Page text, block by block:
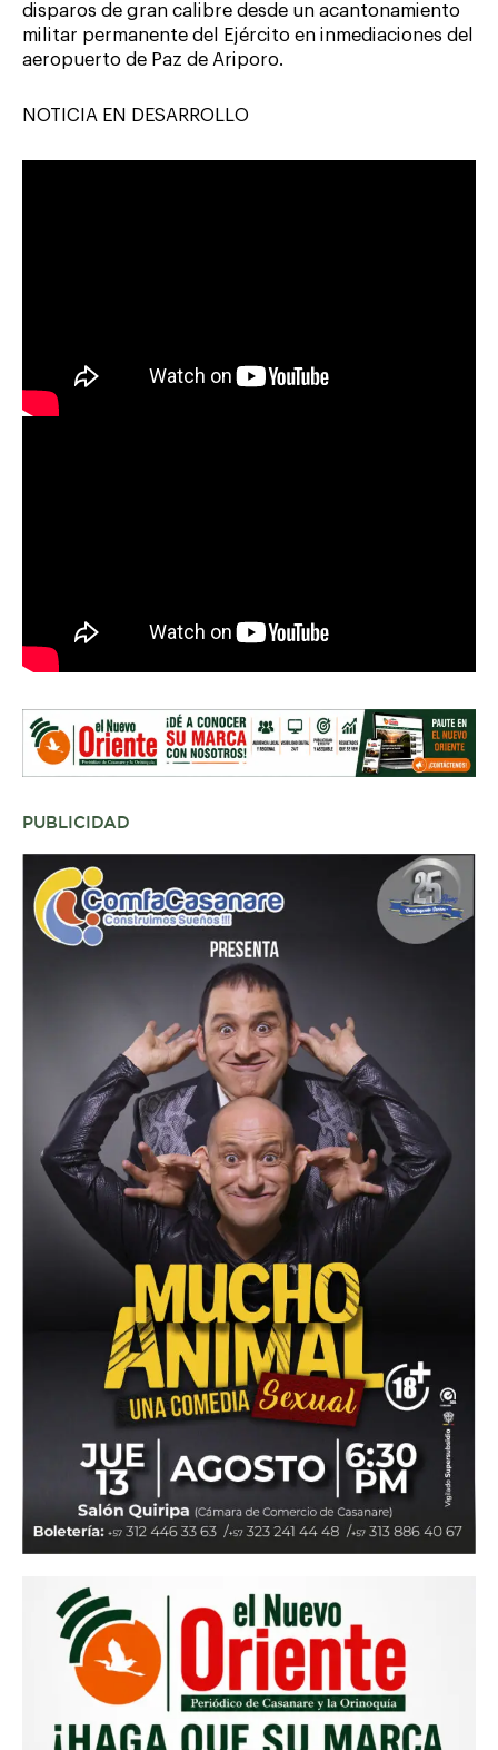
disparos de gran calibre desde un acantonamiento
militar permanente del Ejército en inmediaciones del
aeropuerto de Paz de Ariporo.
NOTICIA EN DESARROLLO
PUBLICIDAD